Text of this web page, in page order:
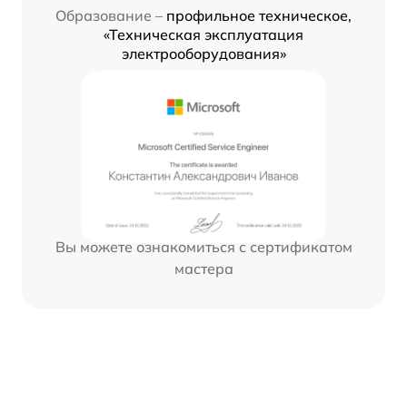
Образование – профильное техническое,
«Техническая эксплуатация
электрооборудования»
Вы можете ознакомиться с сертификатом
мастера